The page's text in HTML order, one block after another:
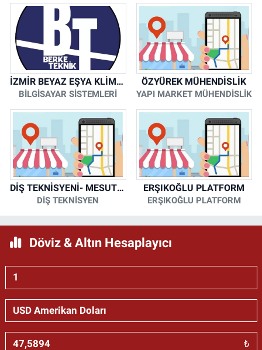
İZMİR BEYAZ EŞYA KLİMA KOMBİ SERVİSİ
BİLGİSAYAR SİSTEMLERİ
ÖZYÜREK MÜHENDİSLİK
YAPI MARKET MÜHENDİSLİK
DİŞ TEKNİSYENİ- MESUT KORKMAZ
DİŞ TEKNİSYEN
ERŞIKOĞLU PLATFORM
ERŞIKOĞLU PLATFORM
Döviz & Altın Hesaplayıcı
₺